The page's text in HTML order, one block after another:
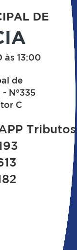
DE
às 13:00
de
N°335
C
Tributos